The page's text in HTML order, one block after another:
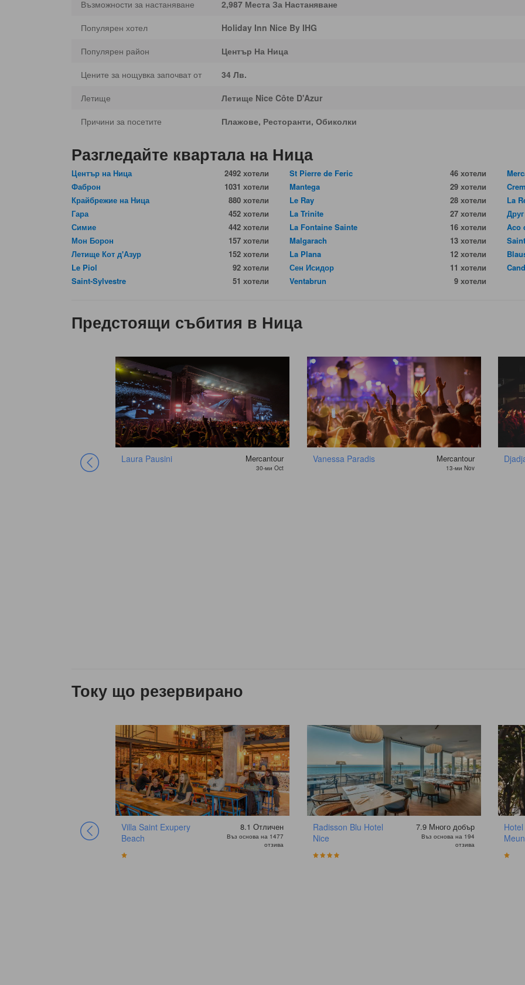
Възможности за настаняване
2,987 Места За Настаняване
Популярен хотел
Holiday Inn Nice By IHG
Популярен район
Център На Ница
Цените за нощувка започват от
34 Лв.
Летище
Летище Nice Côte D'Azur
Причини за посетите
Плажове, Ресторанти, Обиколки
Разгледайте квартала на Ница
Център на Ница
2492 хотели
Фаброн
1031 хотели
Крайбрежие на Ница
880 хотели
Гара
452 хотели
Симие
442 хотели
Мон Борон
157 хотели
Летище Кот д'Азур
152 хотели
Le Piol
92 хотели
Saint-Sylvestre
51 хотели
St Pierre de Feric
46 хотели
Mantega
29 хотели
Le Ray
28 хотели
La Trinite
27 хотели
La Fontaine Sainte
16 хотели
Malgarach
13 хотели
La Plana
12 хотели
Сен Исидор
11 хотели
Ventabrun
9 хотели
La
Aco
Предстоящи събития в Ница
Laura Pausini Mercantour
30-ми Oct
Vanessa Paradis Mercantour
13-ми Nov
Току що резервирано
Villa Saint Exupery
Beach
8.1 Отличен
Въз основа на 1477
отзива
Radisson Blu Hotel
Nice
7.9 Много добър
Въз основа на 194
отзива